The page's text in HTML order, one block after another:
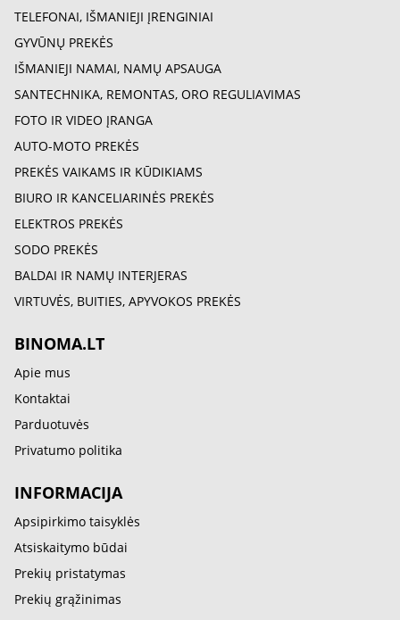
TELEFONAI, IŠMANIEJI ĮRENGINIAI
GYVŪNŲ PREKĖS
IŠMANIEJI NAMAI, NAMŲ APSAUGA
SANTECHNIKA, REMONTAS, ORO REGULIAVIMAS
FOTO IR VIDEO ĮRANGA
AUTO-MOTO PREKĖS
PREKĖS VAIKAMS IR KŪDIKIAMS
BIURO IR KANCELIARINĖS PREKĖS
ELEKTROS PREKĖS
SODO PREKĖS
BALDAI IR NAMŲ INTERJERAS
VIRTUVĖS, BUITIES, APYVOKOS PREKĖS
BINOMA.LT
Apie mus
Kontaktai
Parduotuvės
Privatumo politika
INFORMACIJA
Apsipirkimo taisyklės
Atsiskaitymo būdai
Prekių pristatymas
Prekių grąžinimas